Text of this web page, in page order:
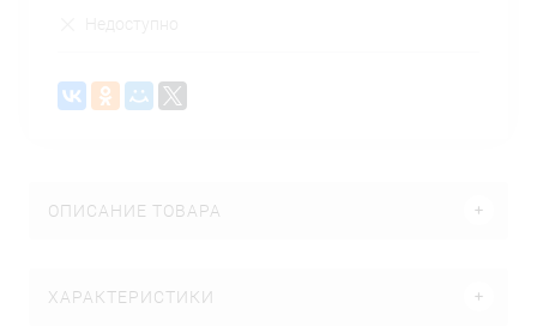
ОПИСАНИЕ ТОВАРА
ХАРАКТЕРИСТИКИ